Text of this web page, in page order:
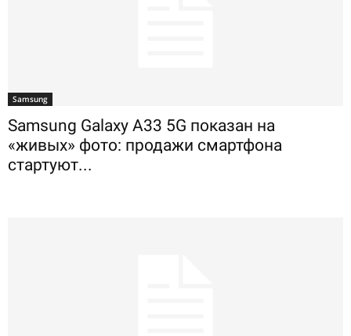
Samsung
Samsung Galaxy A33 5G показан на
«живых» фото: продажи смартфона
стартуют...